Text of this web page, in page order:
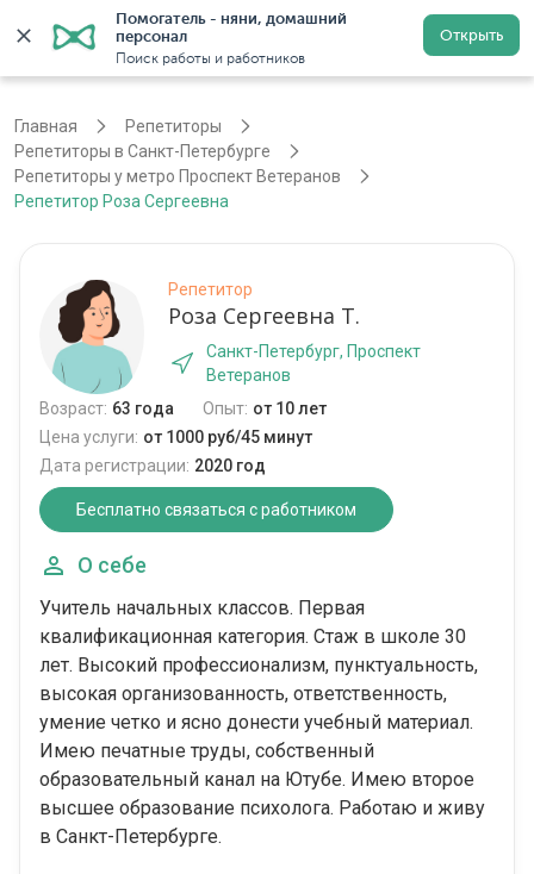
Помогатель - няни, домашний
персонал
Поиск работы и работников
Открыть
Санкт-Петербург Регистрация
Главная
Репетиторы
Репетиторы в Санкт-Петербурге
Репетиторы у метро Проспект Ветеранов
Репетитор Роза Сергеевна
Репетитор
Роза Сергеевна Т.
Санкт-Петербург, Проспект
Ветеранов
Возраст: 63 года Опыт: от 10 лет
Цена услуги: от 1000 руб/45 минут
Дата регистрации: 2020 год
Бесплатно связаться с работником
О себе
Учитель начальных классов. Первая
квалификационная категория. Стаж в школе 30
лет. Высокий профессионализм, пунктуальность,
высокая организованность, ответственность,
умение четко и ясно донести учебный материал.
Имею печатные труды, собственный
образовательный канал на Ютубе. Имею второе
высшее образование психолога. Работаю и живу
в Санкт-Петербурге.